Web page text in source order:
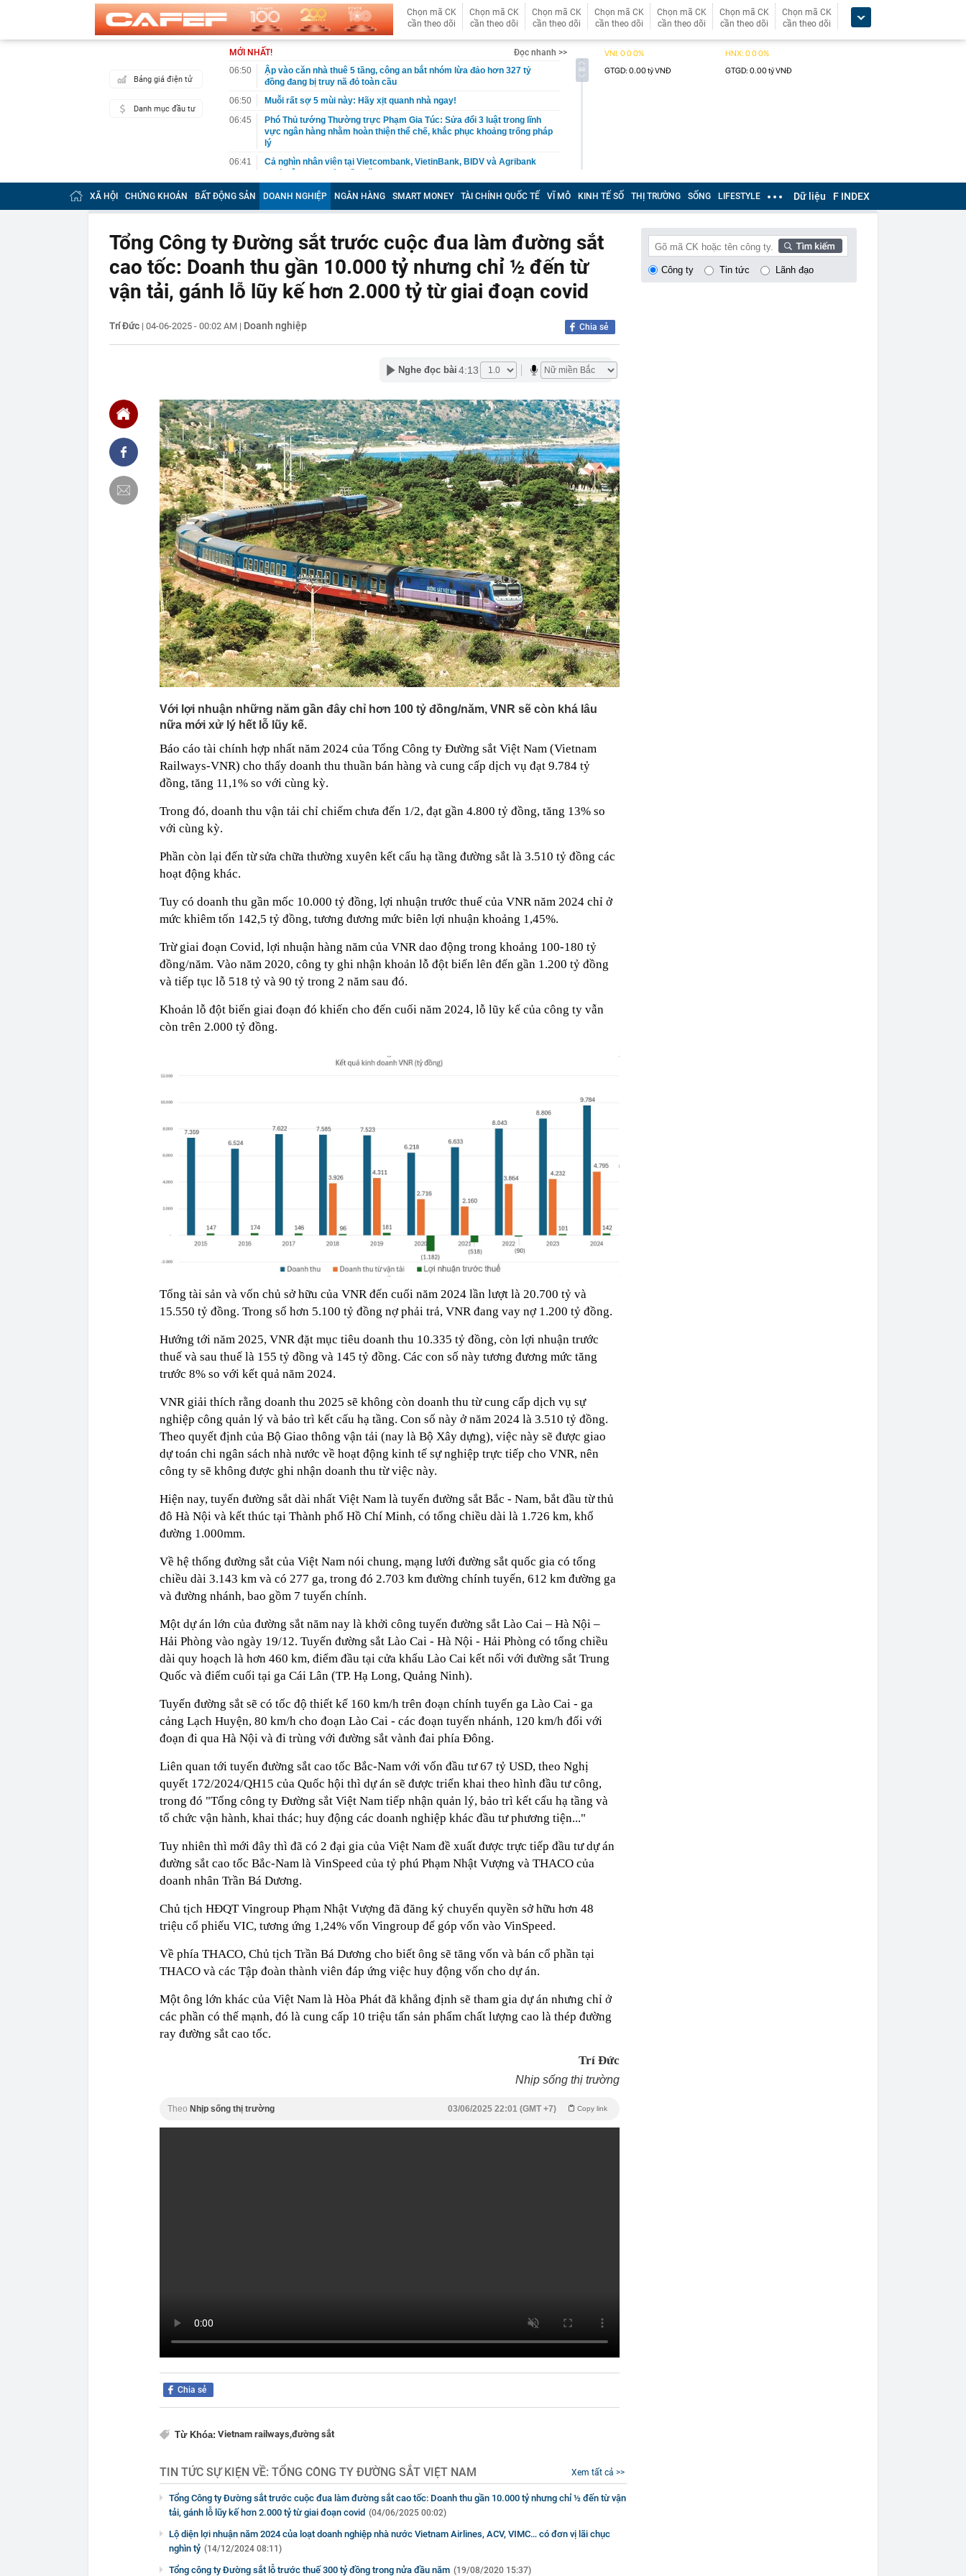
Chọn mã CK
cần theo dõi
Chọn mã CK
cần theo dõi
Chọn mã CK
cần theo dõi
Chọn mã CK
cần theo dõi
Chọn mã CK
cần theo dõi
Chọn mã CK
cần theo dõi
Chọn mã CK
cần theo dõi
Bảng giá điện tử
Danh mục đầu tư
MỚI NHẤT!
Đọc nhanh >>
06:50
Ập vào căn nhà thuê 5 tầng, công an bắt nhóm lừa đảo hơn 327 tỷ
đồng đang bị truy nã đỏ toàn cầu
06:50
Muỗi rất sợ 5 mùi này: Hãy xịt quanh nhà ngay!
06:45
Phó Thủ tướng Thường trực Phạm Gia Túc: Sửa đổi 3 luật trong lĩnh
vực ngân hàng nhằm hoàn thiện thể chế, khắc phục khoảng trống pháp
lý
06:41
Cả nghìn nhân viên tại Vietcombank, VietinBank, BIDV và Agribank
06:39
Việt Nam có 1 vùng đất sở hữu Di sản Thế giới đầu tiên của Đông Nam
Á vừa được "Oscar của ngành du lịch" đề cử, là nơi tỷ phú Xuân
Trường đầu tư KDL tâm linh 12.000 ha
06:37
Lo ngại việc áp dụng tùy nghi "tỷ lệ an toàn khác" đối với ngân hàng
3 tài khoản người sau 60 tuổi không thể không có: Thiếu một khoản,
tuổi già rất dễ rơi vào cảnh phụ thuộc con cái
06:35
Từng chỉ bằng 14% của VNPT, sau hơn 4 năm, lợi nhuận của Viettel
Global lớn hơn cả VNPT và FPT Telecom cộng lại
thuế
06:28
Loạt trường đại học top đầu về kinh tế, công nghiệp, nghệ thuật... đồng
06:24
Thu hút 700 tỷ USD cho mục tiêu Net Zero: Ngân hàng giữ vai trò kênh
dẫn vốn chủ lực
06:20
Vì sao ngày càng nhiều gia đình không còn phụ thuộc vào giàn phơi? 1
thiết bị giải phóng cả ban công đang trở thành xu hướng mới
06:13
Từ nhà tập thể 30 m², “chuồng cọp” san sát đến đại đô thị hàng trăm
ha: Mô hình căn hộ chung cư đã thay đổi đến "chóng mặt"
06:02
9 loại quả giàu omega-3 bậc nhất
06:01
Trồng loại quả ‘đến từ thiên đường’ của Việt Nam, anh nông dân Ấn Độ
bất ngờ trúng lớn, chỉ bán hạt giống cũng kiếm bộn tiền
06:00
Việt Nam có nơi "1 con gà gáy 3 nước cùng nghe" ở ngay miền Bắc:
Nằm trên độ cao 1800m, không phải lúc nào cũng tới được
05:55
Người mua nhà chờ giá giảm sâu, chuyên gia nói thẳng: “Khó!”
05:46
Sếp bất động sản: Một lần “đau” để quay về đúng giá trị sẽ tốt hơn
nhiều lần hưng phấn ngắn hạn rồi lại phải trả giá
05:01
Quỹ ngoại tỷ USD có tháng 7 tệ nhất trong lịch sử hoạt động
XÃ HỘI CHỨNG KHOÁN BẤT ĐỘNG SẢN DOANH NGHIỆP NGÂN HÀNG SMART MONEY TÀI CHÍNH QUỐC TẾ VĨ MÔ KINH TẾ SỐ THỊ TRƯỜNG SỐNG LIFESTYLE Dữ liệu F INDEX
Tổng Công ty Đường sắt trước cuộc đua làm đường sắt
cao tốc: Doanh thu gần 10.000 tỷ nhưng chỉ ½ đến từ
vận tải, gánh lỗ lũy kế hơn 2.000 tỷ từ giai đoạn covid
Trí Đức | 04-06-2025 - 00:02 AM | Doanh nghiệp Chia sẻ
Nghe đọc bài 4:13
Với lợi nhuận những năm gần đây chỉ hơn 100 tỷ đồng/năm, VNR sẽ còn khá lâu
nữa mới xử lý hết lỗ lũy kế.
Báo cáo tài chính hợp nhất năm 2024 của Tổng Công ty Đường sắt Việt Nam (Vietnam
Railways-VNR) cho thấy doanh thu thuần bán hàng và cung cấp dịch vụ đạt 9.784 tỷ
đồng, tăng 11,1% so với cùng kỳ.
Trong đó, doanh thu vận tải chỉ chiếm chưa đến 1/2, đạt gần 4.800 tỷ đồng, tăng 13% so
với cùng kỳ.
Phần còn lại đến từ sửa chữa thường xuyên kết cấu hạ tầng đường sắt là 3.510 tỷ đồng các
hoạt động khác.
Tuy có doanh thu gần mốc 10.000 tỷ đồng, lợi nhuận trước thuế của VNR năm 2024 chỉ ở
mức khiêm tốn 142,5 tỷ đồng, tương đương mức biên lợi nhuận khoảng 1,45%.
Trừ giai đoạn Covid, lợi nhuận hàng năm của VNR dao động trong khoảng 100-180 tỷ
đồng/năm. Vào năm 2020, công ty ghi nhận khoản lỗ đột biến lên đến gần 1.200 tỷ đồng
và tiếp tục lỗ 518 tỷ và 90 tỷ trong 2 năm sau đó.
Khoản lỗ đột biến giai đoạn đó khiến cho đến cuối năm 2024, lỗ lũy kế của công ty vẫn
còn trên 2.000 tỷ đồng.
Tổng tài sản và vốn chủ sở hữu của VNR đến cuối năm 2024 lần lượt là 20.700 tỷ và
15.550 tỷ đồng. Trong số hơn 5.100 tỷ đồng nợ phải trả, VNR đang vay nợ 1.200 tỷ đồng.
Hướng tới năm 2025, VNR đặt mục tiêu doanh thu 10.335 tỷ đồng, còn lợi nhuận trước
thuế và sau thuế là 155 tỷ đồng và 145 tỷ đồng. Các con số này tương đương mức tăng
trước 8% so với kết quả năm 2024.
VNR giải thích rằng doanh thu 2025 sẽ không còn doanh thu từ cung cấp dịch vụ sự
nghiệp công quản lý và bảo trì kết cấu hạ tầng. Con số này ở năm 2024 là 3.510 tỷ đồng.
Theo quyết định của Bộ Giao thông vận tải (nay là Bộ Xây dựng), việc này sẽ được giao
dự toán chi ngân sách nhà nước về hoạt động kinh tế sự nghiệp trực tiếp cho VNR, nên
công ty sẽ không được ghi nhận doanh thu từ việc này.
Hiện nay, tuyến đường sắt dài nhất Việt Nam là tuyến đường sắt Bắc - Nam, bắt đầu từ thủ
đô Hà Nội và kết thúc tại Thành phố Hồ Chí Minh, có tổng chiều dài là 1.726 km, khổ
đường 1.000mm.
Về hệ thống đường sắt của Việt Nam nói chung, mạng lưới đường sắt quốc gia có tổng
chiều dài 3.143 km và có 277 ga, trong đó 2.703 km đường chính tuyến, 612 km đường ga
và đường nhánh, bao gồm 7 tuyến chính.
Một dự án lớn của đường sắt năm nay là khởi công tuyến đường sắt Lào Cai – Hà Nội –
Hải Phòng vào ngày 19/12. Tuyến đường sắt Lào Cai - Hà Nội - Hải Phòng có tổng chiều
dài quy hoạch là hơn 460 km, điểm đầu tại cửa khẩu Lào Cai kết nối với đường sắt Trung
Quốc và điểm cuối tại ga Cái Lân (TP. Hạ Long, Quảng Ninh).
Tuyến đường sắt sẽ có tốc độ thiết kế 160 km/h trên đoạn chính tuyến ga Lào Cai - ga
cảng Lạch Huyện, 80 km/h cho đoạn Lào Cai - các đoạn tuyến nhánh, 120 km/h đối với
đoạn đi qua Hà Nội và đi trùng với đường sắt vành đai phía Đông.
Liên quan tới tuyến đường sắt cao tốc Bắc-Nam với vốn đầu tư 67 tỷ USD, theo Nghị
quyết 172/2024/QH15 của Quốc hội thì dự án sẽ được triển khai theo hình đầu tư công,
trong đó "Tổng công ty Đường sắt Việt Nam tiếp nhận quản lý, bảo trì kết cấu hạ tầng và
tổ chức vận hành, khai thác; huy động các doanh nghiệp khác đầu tư phương tiện..."
Tuy nhiên thì mới đây thì đã có 2 đại gia của Việt Nam đề xuất được trực tiếp đầu tư dự án
đường sắt cao tốc Bắc-Nam là VinSpeed của tỷ phú Phạm Nhật Vượng và THACO của
doanh nhân Trần Bá Dương.
Chủ tịch HĐQT Vingroup Phạm Nhật Vượng đã đăng ký chuyển quyền sở hữu hơn 48
triệu cổ phiếu VIC, tương ứng 1,24% vốn Vingroup để góp vốn vào VinSpeed.
Về phía THACO, Chủ tịch Trần Bá Dương cho biết ông sẽ tăng vốn và bán cổ phần tại
THACO và các Tập đoàn thành viên đáp ứng việc huy động vốn cho dự án.
Một ông lớn khác của Việt Nam là Hòa Phát đã khẳng định sẽ tham gia dự án nhưng chỉ ở
các phần có thế mạnh, đó là cung cấp 10 triệu tấn sản phẩm chất lượng cao là thép đường
ray đường sắt cao tốc.
Trí Đức
Nhịp sống thị trường
Theo Nhịp sống thị trường Copy link
03/06/2025 22:01 (GMT +7)
Chia sẻ
Từ Khóa: Vietnam railways,đường sắt
TIN TỨC SỰ KIỆN VỀ: TỔNG CÔNG TY ĐƯỜNG SẮT VIỆT NAM Xem tất cả >>
Tổng Công ty Đường sắt trước cuộc đua làm đường sắt cao tốc: Doanh thu gần 10.000 tỷ nhưng chỉ ½ đến từ vận
tải, gánh lỗ lũy kế hơn 2.000 tỷ từ giai đoạn covid (04/06/2025 00:02)
Lộ diện lợi nhuận năm 2024 của loạt doanh nghiệp nhà nước Vietnam Airlines, ACV, VIMC… có đơn vị lãi chục
nghìn tỷ (14/12/2024 08:11)
Tổng công ty Đường sắt lỗ trước thuế 300 tỷ đồng trong nửa đầu năm (19/08/2020 15:37)
Công ty Tin tức Lãnh đạo